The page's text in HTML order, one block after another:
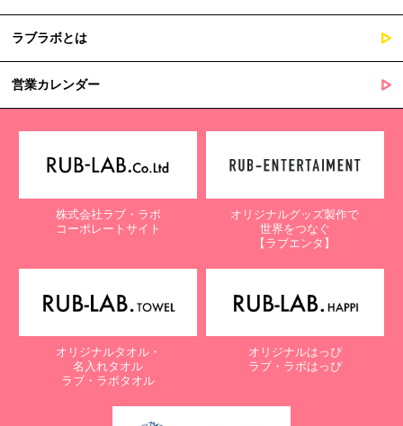
ラブラボとは
営業カレンダー
株式会社ラブ・ラボ
コーポレートサイト
オリジナルグッズ製作で
世界をつなぐ
【ラブエンタ】
オリジナルタオル・
名入れタオル
ラブ・ラボタオル
オリジナルはっぴ
ラブ・ラボはっぴ